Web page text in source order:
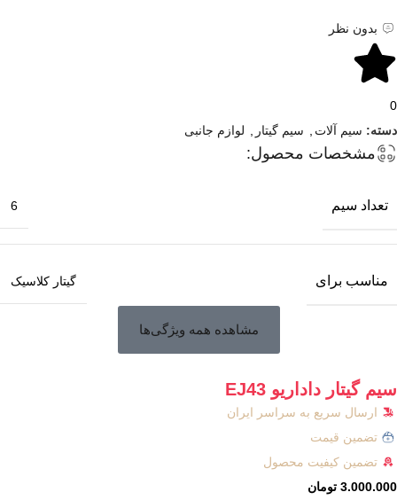
بدون نظر
0
دسته: سیم آلات سیم گیتار لوازم جانبی
مشخصات محصول:
تعداد سیم 6
مناسب برای گیتار کلاسیک
مشاهده همه ویژگی‌ها
سیم گیتار داداریو EJ43
ارسال سریع به سراسر ایران
تضمین قیمت
تضمین کیفیت محصول
3.000.000 تومان